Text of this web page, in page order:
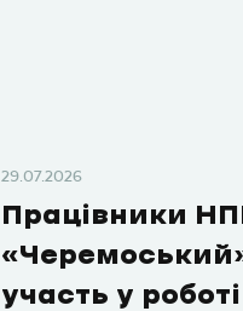
29.07.2026
Працівники
участь у